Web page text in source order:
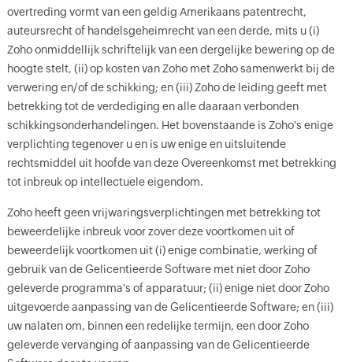
overtreding vormt van een geldig Amerikaans patentrecht,
auteursrecht of handelsgeheimrecht van een derde, mits u (i)
Zoho onmiddellijk schriftelijk van een dergelijke bewering op de
hoogte stelt, (ii) op kosten van Zoho met Zoho samenwerkt bij de
verwering en/of de schikking; en (iii) Zoho de leiding geeft met
betrekking tot de verdediging en alle daaraan verbonden
schikkingsonderhandelingen. Het bovenstaande is Zoho's enige
verplichting tegenover u en is uw enige en uitsluitende
rechtsmiddel uit hoofde van deze Overeenkomst met betrekking
tot inbreuk op intellectuele eigendom.
Zoho heeft geen vrijwaringsverplichtingen met betrekking tot
beweerdelijke inbreuk voor zover deze voortkomen uit of
beweerdelijk voortkomen uit (i) enige combinatie, werking of
gebruik van de Gelicentieerde Software met niet door Zoho
geleverde programma's of apparatuur; (ii) enige niet door Zoho
uitgevoerde aanpassing van de Gelicentieerde Software; en (iii)
uw nalaten om, binnen een redelijke termijn, een door Zoho
geleverde vervanging of aanpassing van de Gelicentieerde